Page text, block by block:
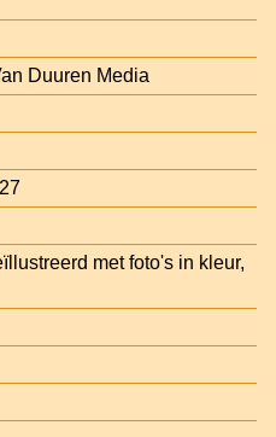
Duuren Media
met foto's in kleur,